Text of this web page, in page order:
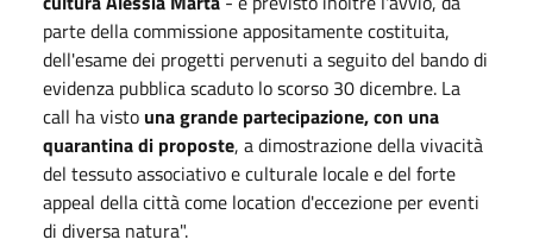
parte della commissione appositamente costituita,
dell'esame dei progetti pervenuti a seguito del bando di
evidenza pubblica scaduto lo scorso 30 dicembre. La
call ha visto una grande partecipazione, con una
quarantina di proposte, a dimostrazione della vivacità
del tessuto associativo e culturale locale e del forte
appeal della città come location d'eccezione per eventi
di diversa natura".